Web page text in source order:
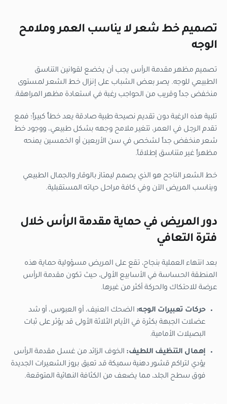
تصميم خط شعر لا يناسب العمر وملامح
الوجه
تصميم مظهر مقدمة الرأس يجب أن يخضع لقوانين التناسق
الطبيعي للوجه. يصر بعض الشباب على إنزال خط الشعر لمستوى
منخفض جداً وقريب من الحواجب رغبة في استعادة مظهر المراهقة.
تلبية هذه الرغبة دون تقديم نصيحة طبية صادقة يعد خطأً كبيراً؛ فمع
تقدم الرجل في العمر، تتغير ملامح وجهه بشكل طبيعي، ووجود خط
شعر منخفض جداً لشخص في سن الأربعين أو الخمسين يمنحه
مظهراً غير متناسق إطلاقاً.
خط الشعر الناجح هو الذي يصمم ليمتاز بالوقار والجمال الطبيعي
ويناسب المريض الآن وفي كافة مراحل حياته المستقبلية.
دور المريض في حماية مقدمة الرأس خلال
فترة التعافي
بعد انتهاء العملية بنجاح، تقع على المريض مسؤولية حماية هذه
المنطقة الحساسة في الأسابيع الأولى، حيث تكون مقدمة الرأس
عرضة للاحتكاك والحركة أكثر من غيرها.
حركات تعبيرات الوجه: الضحك العنيف، أو العبوس، أو شد
عضلات الجبهة بكثرة في الأيام الثلاثة الأولى قد يؤثر على ثبات
البصيلات الأمامية.
إهمال التنظيف اللطيف: الخوف الزائد من غسل مقدمة الرأس
يؤدي لتراكم قشور دهنية سميكة قد تعيق بروز الشعيرات الجديدة
فوق سطح الجلد، مما يضعف من الكثافة النهائية المتوقعة.